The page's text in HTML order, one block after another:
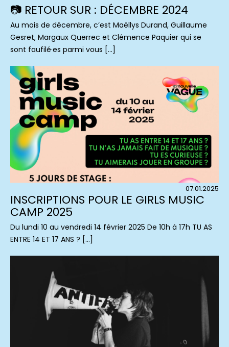
📷 RETOUR SUR : DÉCEMBRE 2024
Au mois de décembre, c’est Maëllys Durand, Guillaume
Gesret, Margaux Querrec et Clémence Paquier qui se
sont faufilé·es parmi vous […]
07.01.2025
INSCRIPTIONS POUR LE GIRLS MUSIC
CAMP 2025
Du lundi 10 au vendredi 14 février 2025 De 10h à 17h TU AS
ENTRE 14 ET 17 ANS ? […]